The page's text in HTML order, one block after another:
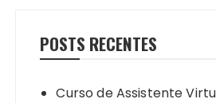
POSTS RECENTES
Curso de Assistente